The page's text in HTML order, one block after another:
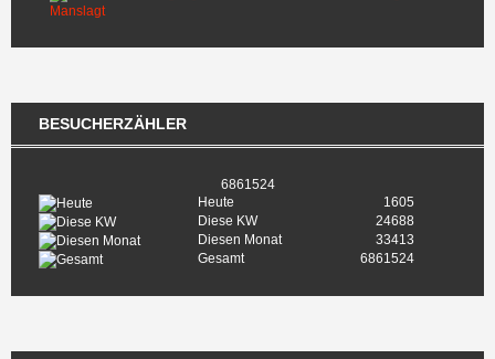
BESUCHERZÄHLER
6861524
Heute
1605
Diese KW
24688
Diesen Monat
33413
Gesamt
6861524